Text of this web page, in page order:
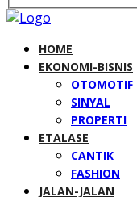
HOME
EKONOMI-BISNIS
OTOMOTIF
SINYAL
PROPERTI
ETALASE
CANTIK
FASHION
JALAN-JALAN